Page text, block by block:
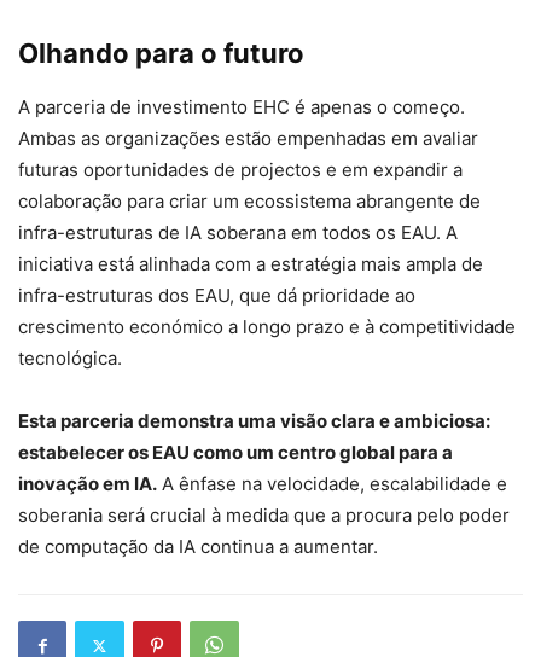
Olhando para o futuro
A parceria de investimento EHC é apenas o começo.
Ambas as organizações estão empenhadas em avaliar
futuras oportunidades de projectos e em expandir a
colaboração para criar um ecossistema abrangente de
infra-estruturas de IA soberana em todos os EAU. A
iniciativa está alinhada com a estratégia mais ampla de
infra-estruturas dos EAU, que dá prioridade ao
crescimento económico a longo prazo e à competitividade
tecnológica.
Esta parceria demonstra uma visão clara e ambiciosa:
estabelecer os EAU como um centro global para a
inovação em IA. A ênfase na velocidade, escalabilidade e
soberania será crucial à medida que a procura pelo poder
de computação da IA ​​continua a aumentar.